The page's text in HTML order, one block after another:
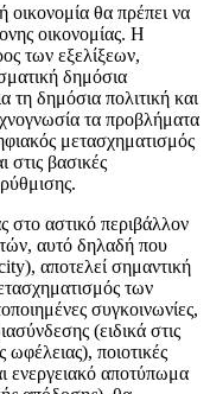
θα πρέπει να
οικονομίας. Η
των εξελίξεων,
δημόσια
τη δημόσια πολιτική και
τα προβλήματα
μετασχηματισμός
στις βασικές
στο αστικό περιβάλλον
αυτό δηλαδή που
αποτελεί σημαντική
των
συγκοινωνίες,
(ειδικά στις
ωφέλειας), ποιοτικές
ενεργειακό αποτύπωμα